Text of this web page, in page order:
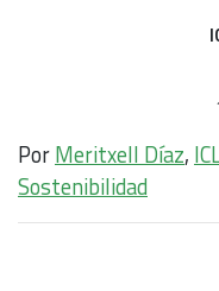
PorMeritxell Díaz,
Sostenibilidad